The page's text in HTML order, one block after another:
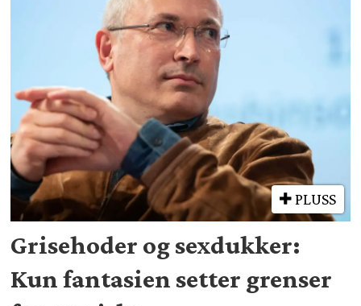
PLUSS
Grisehoder og sexdukker:
Kun fantasien setter grenser